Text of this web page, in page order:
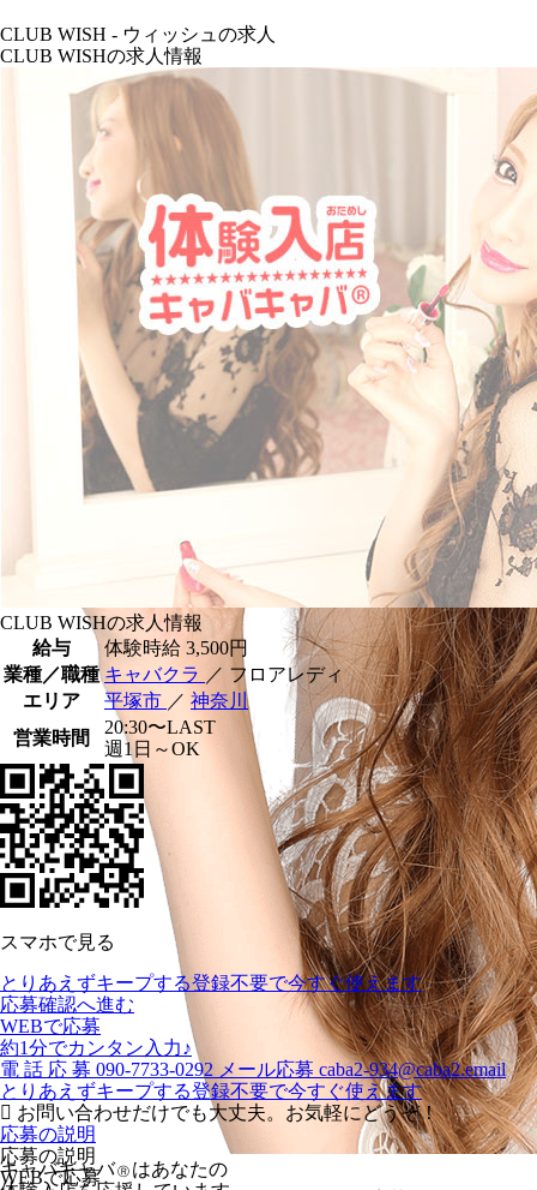
キャバキャバⓇ はあなたの
CLUB WISH - ウィッシュの求人
CLUB WISHの求人情報
CLUB WISHの求人情報
給与
体験時給 3,500円
業種／職種 キャバクラ ／ フロアレディ
エリア
平塚市 ／ 神奈川
営業時間
20:30〜LAST
週1日～OK
スマホで見る
とりあえずキープする登録不要で今すぐ使えます
応募確認へ進む
WEBで応募
約1分でカンタン入力♪
電 話 応 募 090-7733-0292 メール応募 caba2-934@caba2.email
とりあえずキープする登録不要で今すぐ使えます
お問い合わせだけでも大丈夫。お気軽にどうぞ！
応募の説明
応募の説明
WEBで応募